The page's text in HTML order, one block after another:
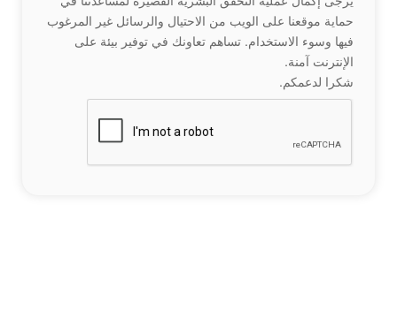
حماية موقعنا على الويب من الاحتيال والرسائل غير المرغوب
فيها وسوء الاستخدام. تساهم تعاونك في توفير بيئة على
الإنترنت آمنة.
شكرا لدعمكم.